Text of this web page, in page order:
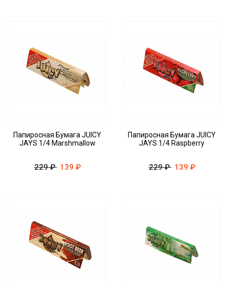
Папиросная Бумага JUICY
JAYS 1/4 Marshmallow
229 ₽ 139 ₽
Папиросная Бумага JUICY
JAYS 1/4 Raspberry
229 ₽ 139 ₽